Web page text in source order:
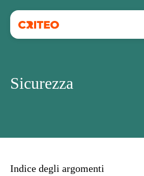
Sicurezza
Indice degli argomenti